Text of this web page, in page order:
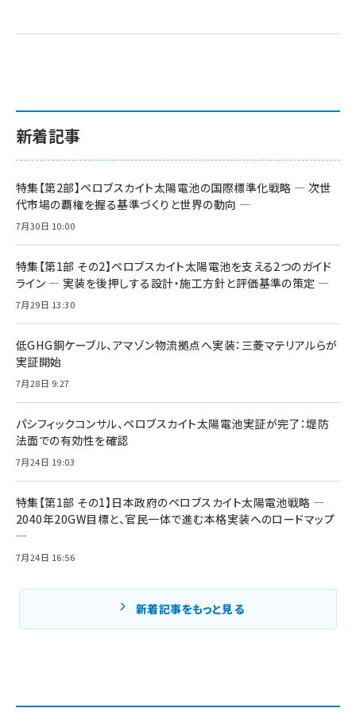
新着記事
特集【第2部】ペロブスカイト太陽電池の国際標準化戦略 ― 次世
代市場の覇権を握る基準づくりと世界の動向 ―
7月30日 10:00
特集【第1部 その2】ペロブスカイト太陽電池を支える2つのガイド
ライン ― 実装を後押しする設計・施工方針と評価基準の策定 ―
7月29日 13:30
低GHG銅ケーブル、アマゾン物流拠点へ実装：三菱マテリアルらが
実証開始
7月28日 9:27
パシフィックコンサル、ペロブスカイト太陽電池実証が完了：堤防
法面での有効性を確認
7月24日 19:03
特集【第1部 その1】日本政府のペロブスカイト太陽電池戦略 ―
2040年20GW目標と、官民一体で進む本格実装へのロードマップ
―
7月24日 16:56
新着記事をもっと見る